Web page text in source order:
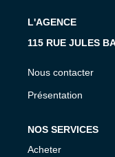
L'AGENCE
115 RUE JULES
Nous contacter
Présentation
NOS SERVICES
Acheter